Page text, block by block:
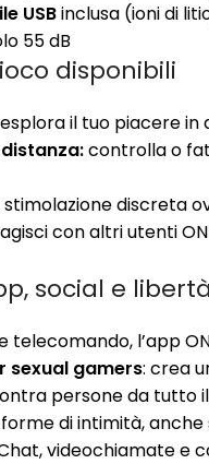
USBinclusa (ioni di
55 dB
disponibili
esplora il tuo piacere in
controlla o
stimolazione discreta
con altri utenti
social e
telecomando, l’app
sexual gamers: crea
persone da tutto
di intimità, anche
videochiamate e